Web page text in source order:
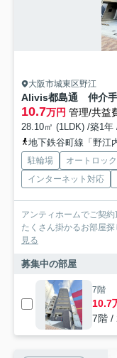
大阪市城東区野江
Alivis都島通 仲介手
10.7万円 管理/共益
28.10㎡ (1LDK) /築1年
地下鉄谷町線「野江
駐輪場 オートロック
インターネット対応
アンティホームでご契
たくさん掛かるお部屋
見る
募集中の部屋
7階
10.7
7階 /